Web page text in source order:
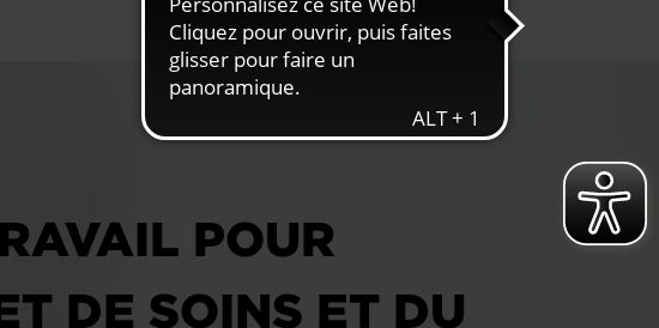
POUR
DE SOINS ET DU